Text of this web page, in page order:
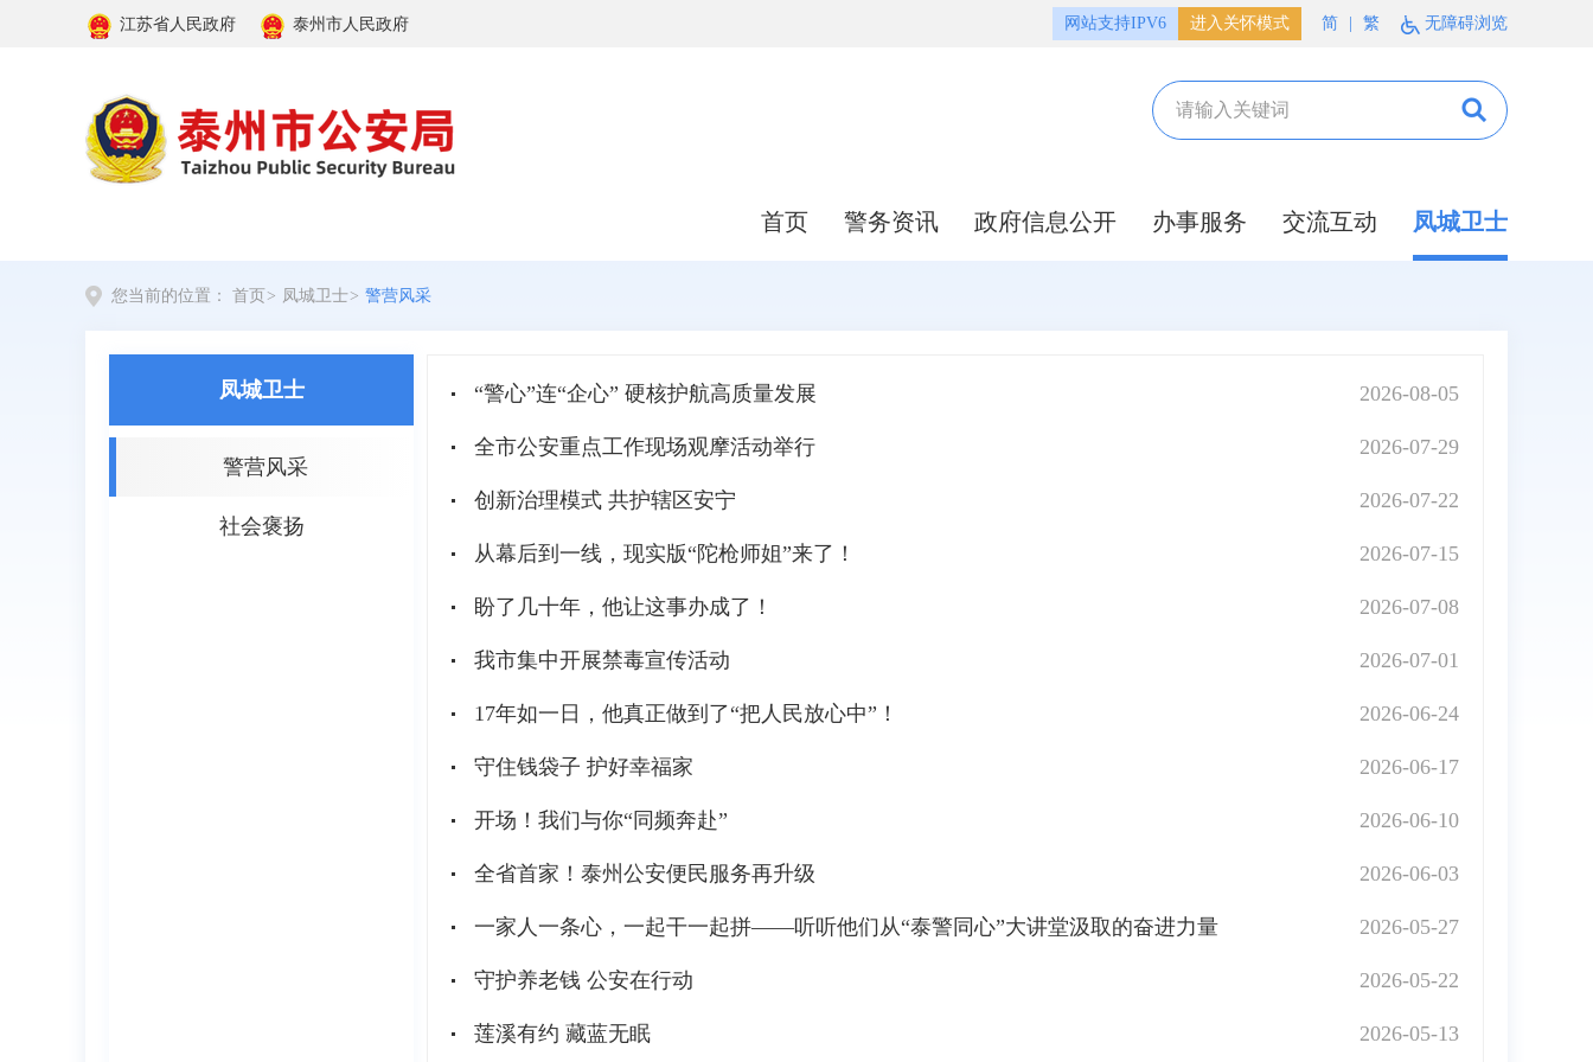
江苏省人民政府 泰州市人民政府 网站支持IPV6 进入关怀模式 简 繁 无障碍浏览
首页 警务资讯 政府信息公开 办事服务 交流互动 凤城卫士
您当前的位置： 首页 > 凤城卫士> 警营风采
凤城卫士
警营风采
社会褒扬
“警心”连“企心” 硬核护航高质量发展 2026-08-05
全市公安重点工作现场观摩活动举行 2026-07-29
创新治理模式 共护辖区安宁 2026-07-22
从幕后到一线，现实版“陀枪师姐”来了！ 2026-07-15
盼了几十年，他让这事办成了！ 2026-07-08
我市集中开展禁毒宣传活动 2026-07-01
17年如一日，他真正做到了“把人民放心中”！ 2026-06-24
守住钱袋子 护好幸福家 2026-06-17
开场！我们与你“同频奔赴” 2026-06-10
全省首家！泰州公安便民服务再升级 2026-06-03
一家人一条心，一起干一起拼——听听他们从“泰警同心”大讲堂汲取的奋进力量 2026-05-27
守护养老钱 公安在行动 2026-05-22
莲溪有约 藏蓝无眠 2026-05-13